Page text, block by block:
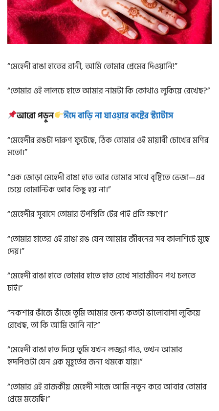
“মেহেদী রাঙা হাতের রানী, আমি তোমার প্রেমের দিওয়ানি!”
“তোমার ওই লালচে হাতে আমার নামটা কি কোথাও লুকিয়ে রেখেছ?”
আরো পড়ুন
ঈদে বাড়ি না যাওয়ার কষ্টের স্ট্যাটাস
“মেহেদীর রঙটা দারুণ ফুটেছে, ঠিক তোমার ওই মায়াবী চোখের মণির
মতো।”
“এক জোড়া মেহেদী রাঙা হাত আর তোমার সাথে বৃষ্টিতে ভেজা—এর
চেয়ে রোমান্টিক আর কিছু হয় না।”
“মেহেদীর সুবাসে তোমার উপস্থিতি টের পাই প্রতি ক্ষণে।”
“তোমার হাতের ওই রাঙা রঙ যেন আমার জীবনের সব কালশিটে মুছে
দেয়।”
“মেহেদী রাঙা হাতে তোমার হাতে হাত রেখে সারাজীবন পথ চলতে
চাই।”
“নকশার ভাঁজে ভাঁজে তুমি আমার জন্য কতটা ভালোবাসা লুকিয়ে
রেখেছ, তা কি আমি জানি না?”
“মেহেদী রাঙা হাত দিয়ে তুমি যখন লজ্জা পাও, তখন আমার
হৃদপিণ্ডটা যেন এক মুহূর্তের জন্য থমকে যায়।”
“তোমার এই রাজকীয় মেহেদী সাজে আমি নতুন করে আবার তোমার
প্রেমে মজেছি।”